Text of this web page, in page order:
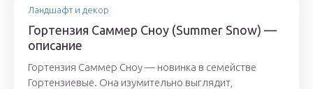
Ландшафт и декор
Гортензия Саммер Сноу (Summer Snow) —
описание
Гортензия Саммер Сноу — новинка в семействе
Гортензиевые. Она изумительно выглядит,